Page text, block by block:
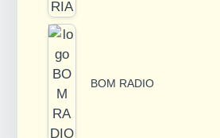
BOM RADIO